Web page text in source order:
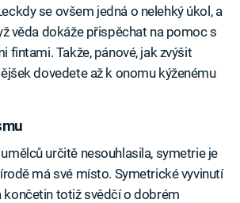
se ovšem jedná o nelehký úkol, a
věda dokáže přispěchat na pomoc s
fintami. Takže, pánové, jak zvýšit
dovedete až k onomu kýženému
určitě nesouhlasila, symetrie je
má své místo. Symetrické vyvinutí
končetin totiž svědčí o dobrém